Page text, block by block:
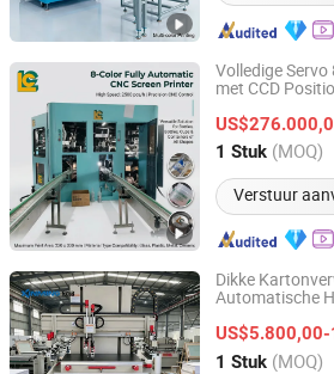
Volledige
met CCD
Flescontainer
1 Stuk (MOQ)
Verstuur
LUEN CHEONG PRINTING
Guangdong, China
Dikke
Automatische
1 Stuk (MOQ)
Shanghai Xinming Electromechanical
Jiangsu, China Sinds